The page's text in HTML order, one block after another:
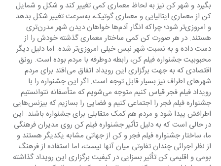
بگیرد و شهر کن نیز به لحاظ معماری کمی تغییر کند و شکل و شمایل
کن از معماری ایتالیایی و معماری گوتیک، به‌سرعت تغییر شکل بدهد
و امروزی‌تر شود؛ چراکه انگار آدم‌ها خواهان دیدن شهر مدرن‌تری
هستند. در هر صورت کن کمی ساختار معماری گذشته خودش را از
دست داده و به نسبت شهر نیس خیلی امروزی‌تر شده. اما دلیل دیگر
محبوبیت جشنواره فیلم کن، رابطه دوطرفه با مردم بوده است. رونق
اقتصادی که به جهت برگزاری این رویداد اتفاق می‌افتد برای مردم
شهرهای اطراف نیز بسیار قابل توجه است. اگر این جشنواره را با
رویداد فیلم فجر قیاس کنیم متوجه می‌شویم که متأسفانه نتوانستیم
جشنواره فیلم فجر را اجتماعی کنیم و فضایی را بسازیم که بیزنس‌هایی
اطرافش پیدا شود و مردم هم کمک متقابلی برای جشنواره باشند. این
در حالی است که به دلیل تأثیر جشنواره فیلم کن روی مدیران فرهنگی
ما، ساختار جشنواره فیلم فجر و کن از جهاتی مشابه یکدیگر هستند و
از نظر اجرائی چندان تفاوتی میان آنها نیست، اما استفاده از فرهنگ
بومی و اقلیمی کن تأثیر بسزایی در کیفیت برگزاری این رویداد گذاشته